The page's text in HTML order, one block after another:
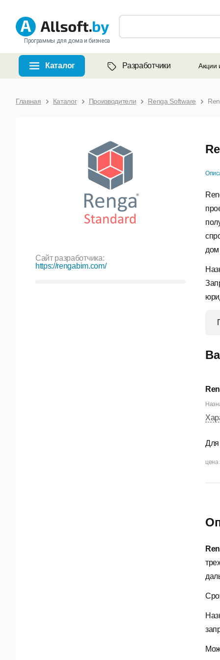
Программы для дома и бизнеса
Каталог Разработчики Акции
Главная Каталог Производители Renga Software
Сайт разработчика:
https://rengabim.com/
дом
Для
цена